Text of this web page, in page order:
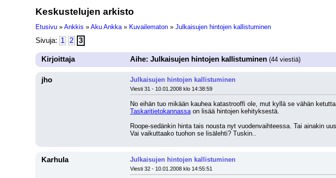
Keskustelujen arkisto
Etusivu » Ankkis » Aku Ankka » Kuvailematon » Julkaisujen hintojen kallistuminen
Sivuja: 1 2 3
Kirjoittaja Aihe: Julkaisujen hintojen kallistuminen (44 viestiä)
jho Julkaisujen hintojen kallistuminen
Viesti 31 - 10.01.2008 klo 14:38:59
No eihän tuo mikään kauhea katastrooffi ole, mut kyllä se vähän
Taskaritietokannassa on lisää hintojen kehityksestä.
Roope-sedänkin hinta tais nousta nyt vuodenvaihteessa. Tai ainakin
Vai vaikuttaako tuohon se lisälehti? Tuskin..
Karhula Julkaisujen hintojen kallistuminen
Viesti 32 - 10.01.2008 klo 14:55:51